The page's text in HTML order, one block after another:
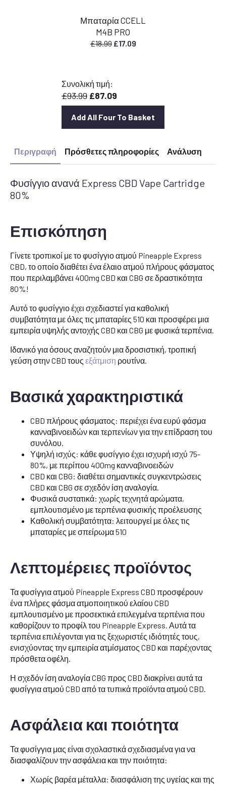
Μπαταρία CCELL
M4B PRO
£18.99 Η
£17.09Η
Συνολική τιμή:
£93.99 £87.09
Add All Four To Basket
Περιγραφή Πρόσθετες πληροφορίες Ανάλυση
Φυσίγγιο ανανά Express CBD Vape Cartridge
80%
Επισκόπηση
Γίνετε τροπικοί με το φυσίγγιο ατμού Pineapple Express
CBD, το οποίο διαθέτει ένα έλαιο ατμού πλήρους φάσματος
που περιλαμβάνει 400mg CBD και CBG σε δραστικότητα
80%!
Αυτό το φυσίγγιο έχει σχεδιαστεί για καθολική
συμβατότητα με όλες τις μπαταρίες 510 και προσφέρει μια
εμπειρία υψηλής αντοχής CBD και CBG με φυσικά τερπένια.
Ιδανικό για όσους αναζητούν μια δροσιστική, τροπική
γεύση στην CBD τους εξάτμιση ρουτίνα.
Βασικά χαρακτηριστικά
CBD πλήρους φάσματος: περιέχει ένα ευρύ φάσμα
κανναβινοειδών και τερπενίων για την επίδραση του
συνόλου.
Υψηλή ισχύς: κάθε φυσίγγιο έχει ισχυρή ισχύ 75-
80%, με περίπου 400mg κανναβινοειδών
CBD και CBG: διαθέτει σημαντικές συγκεντρώσεις
CBD και CBG σε σχεδόν ίση αναλογία.
Φυσικά συστατικά: χωρίς τεχνητά αρώματα,
εμπλουτισμένο με τερπένια φυσικής προέλευσης
Καθολική συμβατότητα: λειτουργεί με όλες τις
μπαταρίες με σπείρωμα 510
Λεπτομέρειες προϊόντος
Τα φυσίγγια ατμού Pineapple Express CBD προσφέρουν
ένα πλήρες φάσμα ατμοποιητικού ελαίου CBD
εμπλουτισμένο με προσεκτικά επιλεγμένα τερπένια που
καθορίζουν το προφίλ του Pineapple Express. Αυτά τα
τερπένια επιλέγονται για τις ξεχωριστές ιδιότητές τους,
ενισχύοντας την εμπειρία ατμίσματος CBD και παρέχοντας
πρόσθετα οφέλη.
Η σχεδόν ίση αναλογία CBG προς CBD διακρίνει αυτά τα
φυσίγγια ατμού CBD από τα τυπικά προϊόντα ατμού CBD.
Ασφάλεια και ποιότητα
Τα φυσίγγια μας είναι σχολαστικά σχεδιασμένα για να
διασφαλίζουν την ασφάλεια και την ποιότητα:
Χωρίς βαρέα μέταλλα: διασφάλιση της υγείας και της